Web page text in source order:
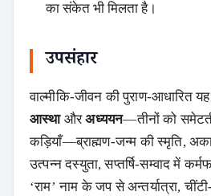
का संकेत भी मिलता है।
उपसंहार
वाल्मीकि-जीवन की पुराण-आधारित
आस्थाऔरअध्ययन—तीनों को
कड़ियाँ—ब्राह्मण-जन्म की स्मृति,
उत्पन्न दस्युता, सप्तर्षि-सम्वाद में
‘राम’ नाम के जप से अन्तर्यात्रा,